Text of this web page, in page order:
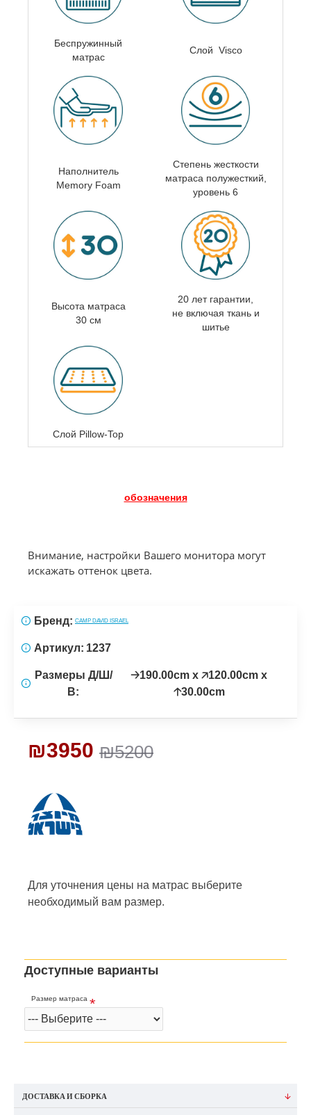
Беспружинный
матрас
Слой Visco
Наполнитель
Memory Foam
Степень жесткости
матраса полужесткий,
уровень 6
Высота матраса
30 см
20 лет гарантии,
не включая ткань и
шитье
Слой Pillow-Top
обозначения
Внимание, настройки Вашего монитора могут
искажать оттенок цвета.
Для уточнения цены на матрас выберите
необходимый вам размер.
₪5200
₪3950
Бренд: CAMP DAVID ISRAEL
Артикул: 1237
Размеры Д/Ш/
В:
🡢190.00cm x 🡥120.00cm x
🡡30.00cm
Доступные варианты
Размер матраса
ДОСТАВКА И СБОРКА